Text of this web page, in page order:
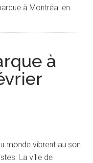
à Montréal en
à
monde vibrent au son
La ville de